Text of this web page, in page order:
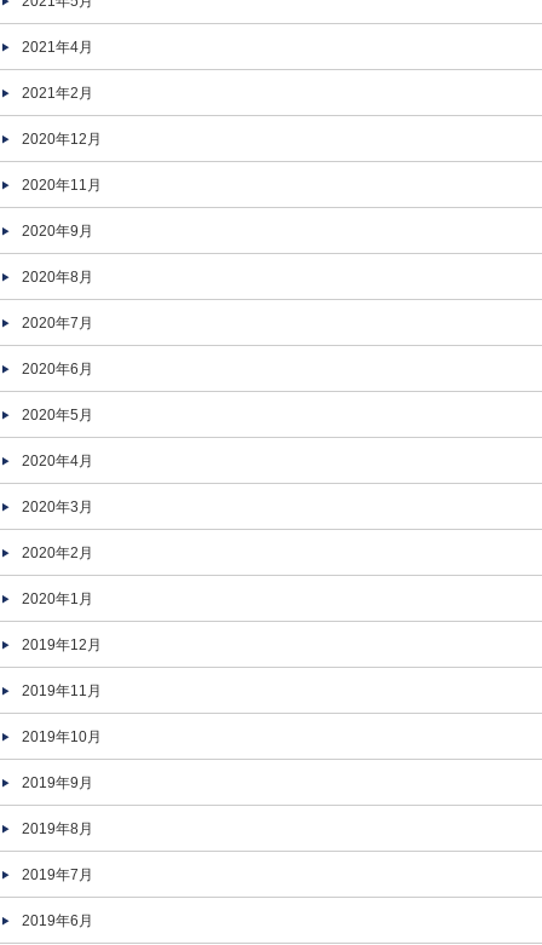
2021年4月
2021年2月
2020年12月
2020年11月
2020年9月
2020年8月
2020年7月
2020年6月
2020年5月
2020年4月
2020年3月
2020年2月
2020年1月
2019年12月
2019年11月
2019年10月
2019年9月
2019年8月
2019年7月
2019年6月